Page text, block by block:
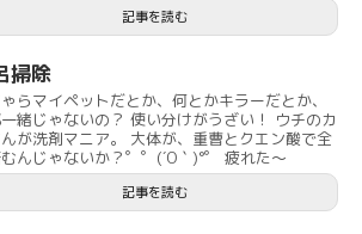
記事を読む
掃除
らマイペットだとか、何とかキラーだとか、
緒じゃないの？ 使い分けがうざい！ ウチのカ
が洗剤マニア。 大体が、重曹とクエン酸で全
んじゃないか？゜゜(´O｀)°゜ 疲れた～
記事を読む